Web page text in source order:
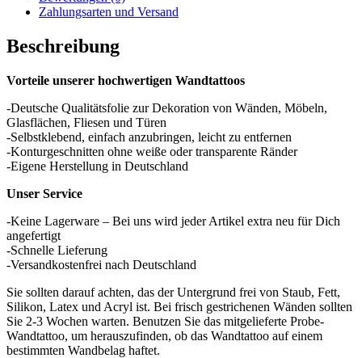
Zahlungsarten und Versand
Beschreibung
Vorteile unserer hochwertigen Wandtattoos
-Deutsche Qualitätsfolie zur Dekoration von Wänden, Möbeln,
Glasflächen, Fliesen und Türen
-Selbstklebend, einfach anzubringen, leicht zu entfernen
-Konturgeschnitten ohne weiße oder transparente Ränder
-Eigene Herstellung in Deutschland
Unser Service
-Keine Lagerware – Bei uns wird jeder Artikel extra neu für Dich
angefertigt
-Schnelle Lieferung
-Versandkostenfrei nach Deutschland
Sie sollten darauf achten, das der Untergrund frei von Staub, Fett,
Silikon, Latex und Acryl ist. Bei frisch gestrichenen Wänden sollten
Sie 2-3 Wochen warten. Benutzen Sie das mitgelieferte Probe-
Wandtattoo, um herauszufinden, ob das Wandtattoo auf einem
bestimmten Wandbelag haftet.